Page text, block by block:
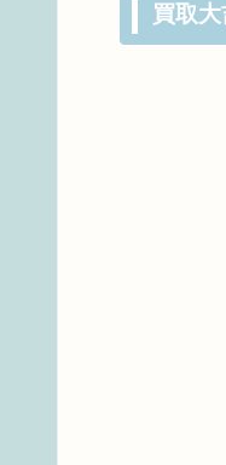
買取